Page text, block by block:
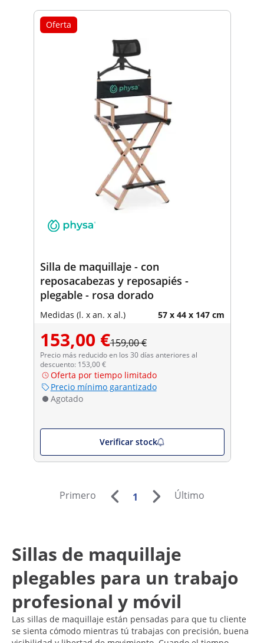
Oferta
Silla de maquillaje - con
reposacabezas y reposapiés -
plegable - rosa dorado
Medidas (l. x an. x al.) 57 x 44 x 147 cm
153,00 €159,00 €
Precio más reducido en los 30 días anteriores al
descuento: 153,00 €
Oferta por tiempo limitado
Precio mínimo garantizado
Agotado
Verificar stock
Primero 1 Último
Sillas de maquillaje
plegables para un trabajo
profesional y móvil
Las sillas de maquillaje están pensadas para que tu cliente
se sienta cómodo mientras tú trabajas con precisión, buena